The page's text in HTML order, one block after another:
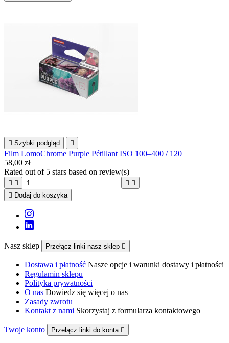
 Szybki podgląd 
Film LomoChrome Purple Pétillant ISO 100–400 / 120
58,00 zł
Rated out of 5 stars based on review(s)
   
 Dodaj do koszyka
Nasz sklep Przełącz linki nasz sklep 
Dostawa i płatność Nasze opcje i warunki dostawy i płatności
Regulamin sklepu
Polityka prywatności
O nas Dowiedz się więcej o nas
Zasady zwrotu
Kontakt z nami Skorzystaj z formularza kontaktowego
Twoje konto Przełącz linki do konta 